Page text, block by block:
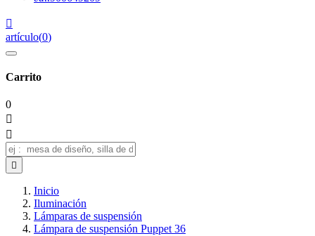

artículo(0)
Carrito
0



Inicio
Iluminación
Lámparas de suspensión
Lámpara de suspensión Puppet 36